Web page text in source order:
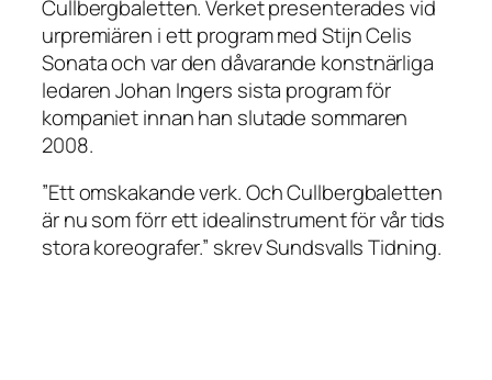
Cullbergbaletten. Verket presenterades vid
urpremiären i ett program med Stijn Celis
Sonataoch var den dåvarande konstnärliga
ledaren Johan Ingers sista program för
kompaniet innan han slutade sommaren
2008.
”Ett omskakande verk. Och Cullbergbaletten
är nu som förr ett idealinstrument för vår tids
stora koreografer.” skrev Sundsvalls Tidning.